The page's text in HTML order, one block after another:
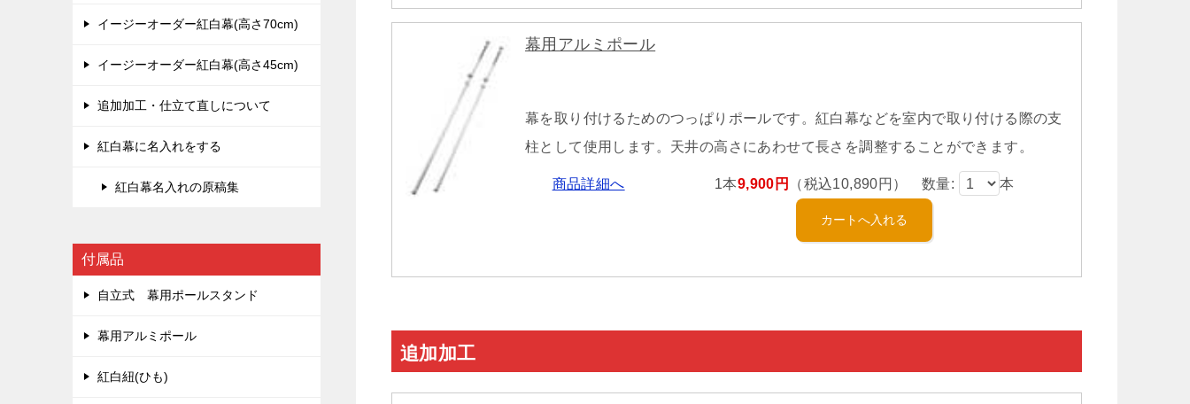
幕用アルミポール
幕を取り付けるためのつっぱりポールです。紅白幕などを室内で取り付ける際の支
柱として使用します。天井の高さにあわせて長さを調整することができます。
商品詳細へ 1本9,900円 （税込10,890円） 数量: 本
追加加工
イージーオーダー紅白幕(高さ70cm)
イージーオーダー紅白幕(高さ45cm)
追加加工・仕立て直しについて
紅白幕に名入れをする
紅白幕名入れの原稿集
付属品
自立式 幕用ポールスタンド
幕用アルミポール
紅白紐(ひも)